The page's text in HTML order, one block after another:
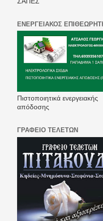
ΕΝΕΡΓΕΙΑΚΟΣ
Πιστοποιητικά ενεργειακής
απόδοσης
ΓΡΑΦΕΙΟ ΤΕΛΕΤΩΝ